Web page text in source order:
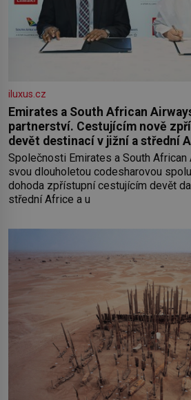
iluxus.cz
Emirates a South African
partnerství. Cestujícím nově
devět destinací v jižní a střední
Společnosti Emirates a South
svou dlouholetou codesharovou
dohoda zpřístupní cestujícím devět
střední Africe a u